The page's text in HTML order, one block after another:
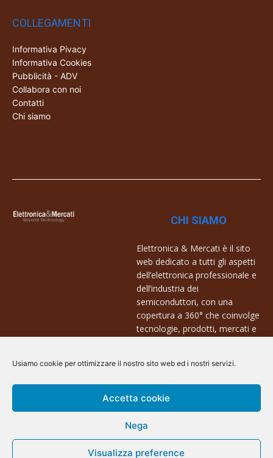
Usiamo cookie per ottimizzare il nostro sito web ed i nostri servizi.
Accetta cookie
Nega
Visualizza preference
COLLEGAMENTI
Informativa Pivacy
Informativa Cookies
Pubblicità - ADV
Collabora con noi
Contatti
Chi siamo
CHI SIAMO
Elettronica & Mercati è il sito
web dedicato a tutti gli aspetti
dell’elettronica professionale e
dell’industria dei
semiconduttori, con una
copertura a 360° che coinvolge
tecnologie, prodotti, mercati e
Contatti:
info@arscommunication.it
@ArsCommunication 2023